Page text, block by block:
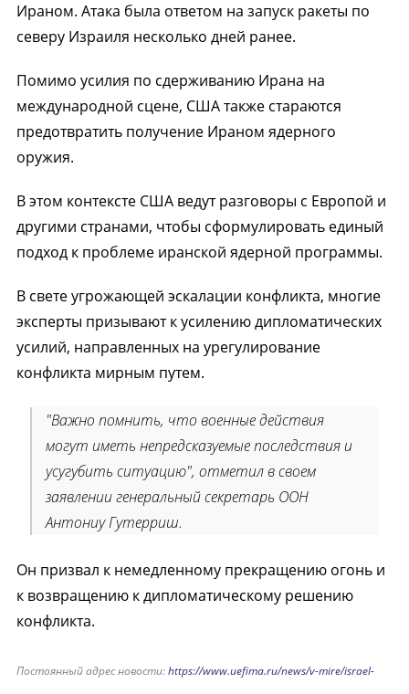
Ираном. Атака была ответом на запуск ракеты по
северу Израиля несколько дней ранее.
Помимо усилия по сдерживанию Ирана на
международной сцене, США также стараются
предотвратить получение Ираном ядерного
оружия.
В этом контексте США ведут разговоры с Европой и
другими странами, чтобы сформулировать единый
подход к проблеме иранской ядерной программы.
В свете угрожающей эскалации конфликта, многие
эксперты призывают к усилению дипломатических
усилий, направленных на урегулирование
конфликта мирным путем.
"Важно помнить, что военные действия
могут иметь непредсказуемые последствия и
усугубить ситуацию", отметил в своем
заявлении генеральный секретарь ООН
Антониу Гутерриш.
Он призвал к немедленному прекращению огонь и
к возвращению к дипломатическому решению
конфликта.
Постоянный адрес новости:https://www.uefima.ru/news/v-mire/israel-